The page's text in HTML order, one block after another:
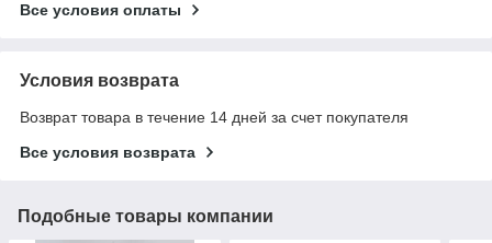
Все условия оплаты
Условия возврата
Возврат товара в течение 14 дней за счет покупателя
Все условия возврата
Подобные товары компании